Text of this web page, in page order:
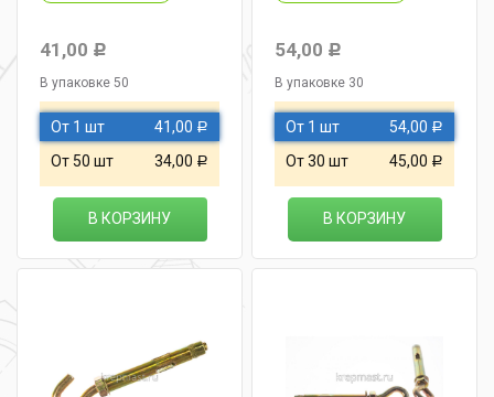
41,00 Р
В упаковке 50
От 1 шт 41,00 Р
От 50 шт 34,00 Р
В КОРЗИНУ
54,00 Р
В упаковке 30
От 1 шт 54,00 Р
От 30 шт 45,00 Р
В КОРЗИНУ